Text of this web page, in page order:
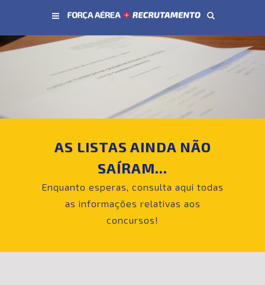
AS LISTAS AINDA NÃO
SAÍRAM...
Enquanto esperas, consulta aqui todas
as informações relativas aos
concursos!